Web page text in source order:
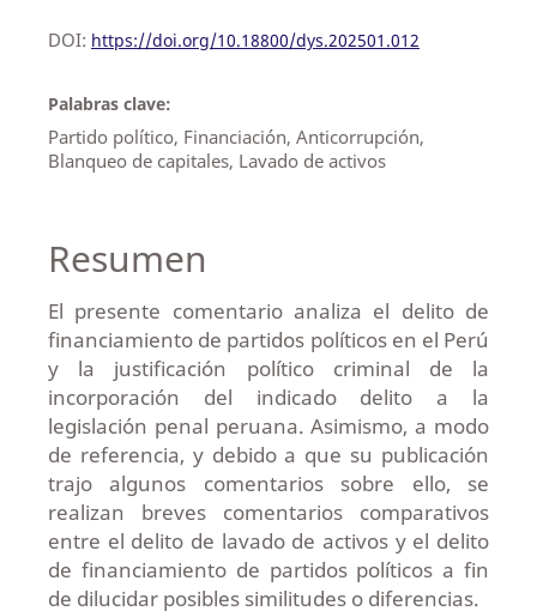
DOI: https://doi.org/10.18800/dys.202501.012
Palabras clave:
Partido político, Financiación, Anticorrupción,
Blanqueo de capitales, Lavado de activos
Resumen
El presente comentario analiza el delito de
financiamiento de partidos políticos en el Perú
y la justificación político criminal de la
incorporación del indicado delito a la
legislación penal peruana. Asimismo, a modo
de referencia, y debido a que su publicación
trajo algunos comentarios sobre ello, se
realizan breves comentarios comparativos
entre el delito de lavado de activos y el delito
de financiamiento de partidos políticos a fin
de dilucidar posibles similitudes o diferencias.